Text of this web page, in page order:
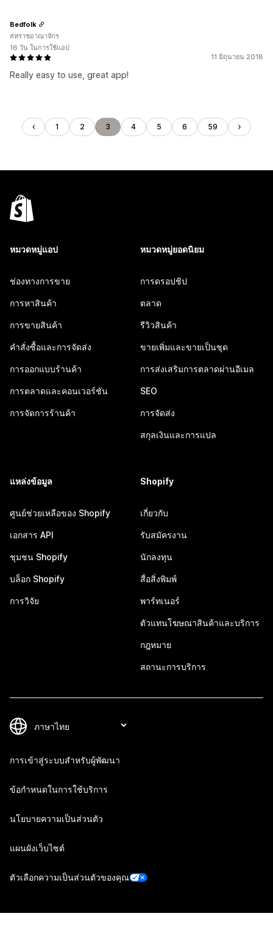
11 มิถุนายน 2018
Really easy to use, great app!
Bedfolk
สหราชอาณาจักร
16 วัน ในการใช้แอป
1 2 3 4 5 6 59
หมวดหมู่แอป
ช่องทางการขาย
การหาสินค้า
การขายสินค้า
คำสั่งซื้อและการจัดส่ง
การออกแบบร้านค้า
การตลาดและคอนเวอร์ชัน
การจัดการร้านค้า
หมวดหมู่ยอดนิยม
การดรอปชิป
ตลาด
รีวิวสินค้า
ขายเพิ่มและขายเป็นชุด
การส่งเสริมการตลาดผ่านอีเมล
SEO
การจัดส่ง
สกุลเงินและการแปล
แหล่งข้อมูล
ศูนย์ช่วยเหลือของ Shopify
เอกสาร API
ชุมชน Shopify
บล็อก Shopify
การวิจัย
Shopify
เกี่ยวกับ
รับสมัครงาน
นักลงทุน
สื่อสิ่งพิมพ์
พาร์ทเนอร์
ตัวแทนโฆษณาสินค้าและบริการ
กฎหมาย
สถานะการบริการ
การเข้าสู่ระบบสำหรับผู้พัฒนา
ข้อกำหนดในการใช้บริการ
นโยบายความเป็นส่วนตัว
แผนผังเว็บไซต์
ตัวเลือกความเป็นส่วนตัวของคุณ